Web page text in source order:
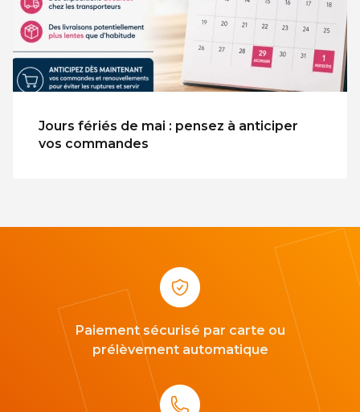
Jours fériés de mai : pensez à anticiper
vos commandes
Paiement sécurisé par carte ou
prélèvement automatique